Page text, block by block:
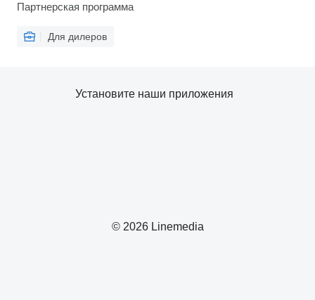
Партнерская программа
Для дилеров
© 2026 Linemedia
Установите наши приложения